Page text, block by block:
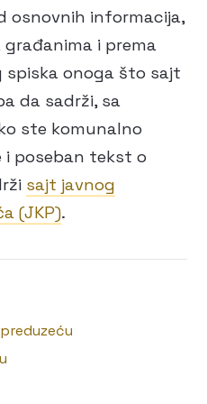
osnovnih informacija,
i prema
spiska onoga što sajt
da sadrži, sa
ste komunalno
i poseban tekst o
sajt javnog
(JKP).